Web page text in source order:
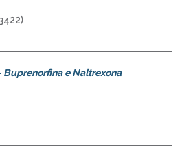
Buprenorfina e Naltrexona